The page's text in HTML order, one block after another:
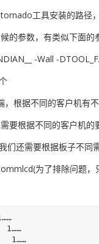
tornado工具安装的路
的参数，有类似下面的
-Wall -
根据不同的客户机有
要根据不同的客户机
们还需要根据板子不同
为了排除问题，
1……
……_JEPG_FILE_SUPPORT    1……